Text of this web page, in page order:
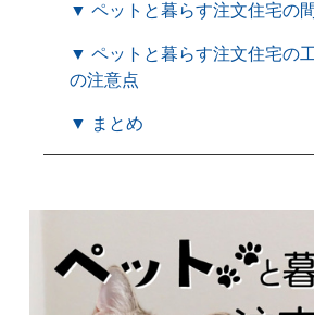
▼ ペットと暮らす注文住宅の
▼ ペットと暮らす注文住宅の
の注意点
▼ まとめ